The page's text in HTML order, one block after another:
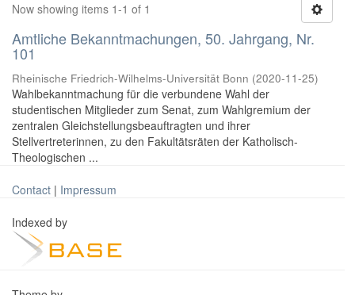
Now showing items 1-1 of 1
Amtliche Bekanntmachungen, 50. Jahrgang, Nr.
101
Rheinische Friedrich-Wilhelms-Universität Bonn (2020-11-25)
Wahlbekanntmachung für die verbundene Wahl der
studentischen Mitglieder zum Senat, zum Wahlgremium der
zentralen Gleichstellungsbeauftragten und ihrer
Stellvertreterinnen, zu den Fakultätsräten der Katholisch-
Theologischen ...
Contact | Impressum
Indexed by